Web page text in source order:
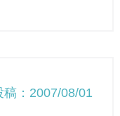
稿：2007/08/01